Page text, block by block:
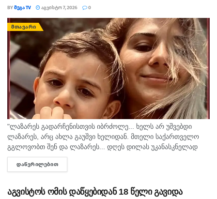
BYᲛᲔᲒᲐ TV ᲐᲒᲕᲘᲡᲢᲝ 7, 2026 0
ᲛᲗᲐᲕᲐᲠᲘ
"ლაზარეს გადარჩენისთვის იბრძოლე... ხელს არ უშვებდი
ლაზარეს, არც ახლა გაუშვი ხელიდან. მთელი საქართველო
გგლოვობთ შენ და ლაზარეს... დღეს დილას უკანასკნელად
მომესალმე, თურმე. ისღა დაგვრჩა ნუგეშად, შენი თავი
გვაპოვნინო..." - 6...
ᲓᲐᲬᲕᲠᲘᲚᲔᲑᲘᲗ
აგვისტოს ომის დაწყებიდან 18 წელი გავიდა